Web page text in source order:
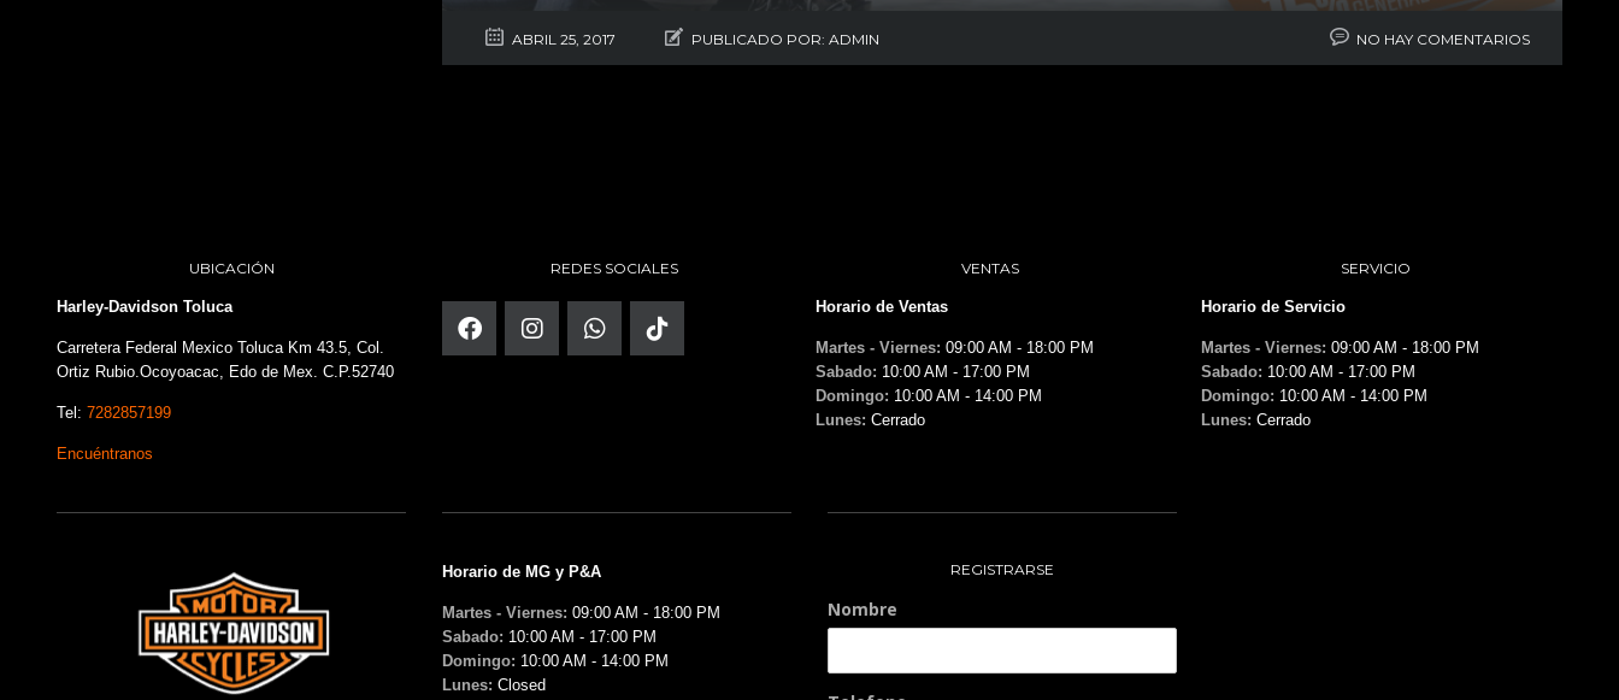
ABRIL 25, 2017 PUBLICADO POR: ADMIN NO HAY COMENTARIOS
UBICACIÓN
Harley-Davidson Toluca
Carretera Federal Mexico Toluca Km 43.5, Col.
Ortiz Rubio.Ocoyoacac, Edo de Mex. C.P.52740
Tel: 7282857199
Encuéntranos
REDES SOCIALES VENTAS
Horario de Ventas
Martes - Viernes: 09:00 AM - 18:00 PM
Sabado: 10:00 AM - 17:00 PM
Domingo: 10:00 AM - 14:00 PM
Lunes: Cerrado
SERVICIO
Horario de Servicio
Martes - Viernes: 09:00 AM - 18:00 PM
Sabado: 10:00 AM - 17:00 PM
Domingo: 10:00 AM - 14:00 PM
Lunes: Cerrado
Horario de MG y P&A
Martes - Viernes: 09:00 AM - 18:00 PM
Sabado: 10:00 AM - 17:00 PM
Domingo: 10:00 AM - 14:00 PM
Lunes: Closed
REGISTRARSE
Nombre